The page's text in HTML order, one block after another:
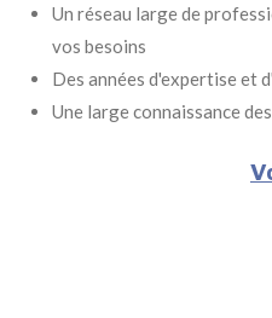
Un réseau large de
vos besoins
Des années d'expertise et
Une large connaissance